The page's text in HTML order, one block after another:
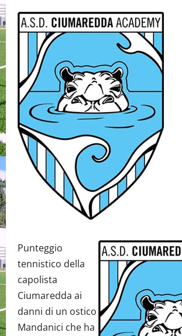
Punteggio
tennistico della
capolista
Ciumaredda ai
danni di un ostico
Mandanici che ha